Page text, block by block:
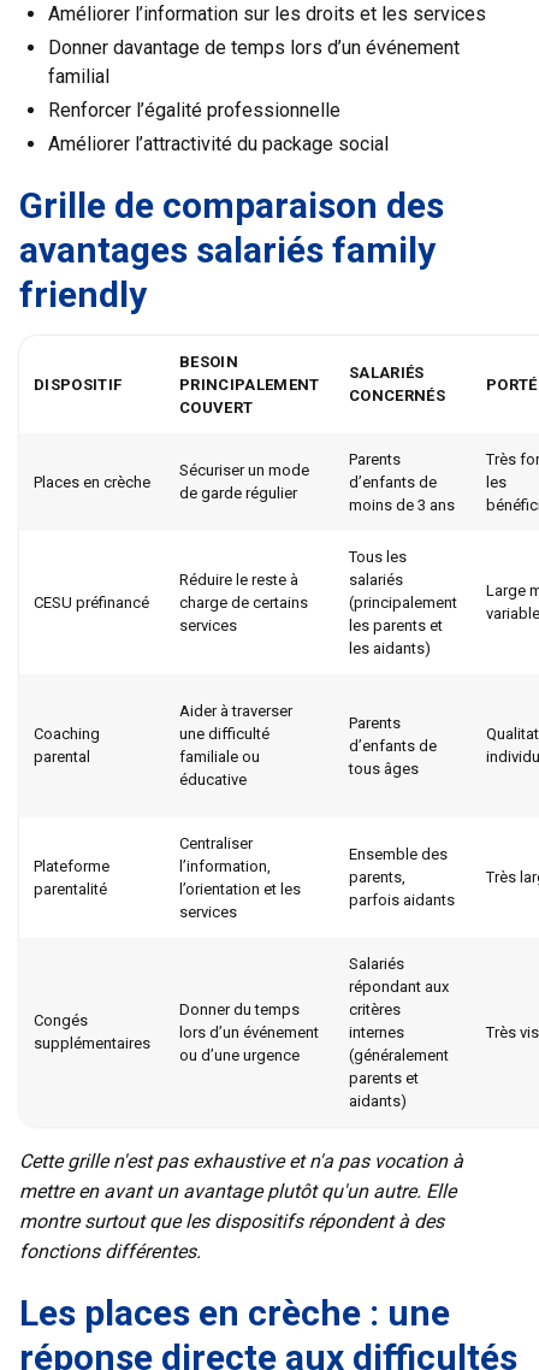
Améliorer l’information sur les droits et les services
Donner davantage de temps lors d’un événement
familial
Renforcer l’égalité professionnelle
Améliorer l’attractivité du package social
Grille de comparaison des
avantages salariés family
friendly
DISPOSITIF
BESOIN
PRINCIPALEMENT
COUVERT
SALARIÉS
CONCERNÉS
Places en crèche
Sécuriser un mode
de garde régulier
Parents
d’enfants de
moins de 3 ans
Très
les
CESU préfinancé
Réduire le reste à
charge de certains
services
Tous les
salariés
(principalement
les parents et
les aidants)
Large
variable
Coaching
parental
Aider à traverser
une difficulté
familiale ou
éducative
Parents
d’enfants de
tous âges
Plateforme
parentalité
Centraliser
l’information,
l’orientation et les
services
Ensemble des
parents,
parfois aidants
Très
Congés
supplémentaires
Donner du temps
lors d’un événement
ou d’une urgence
Salariés
répondant aux
critères
internes
(généralement
parents et
aidants)
Très
Cette grille n'est pas exhaustive et n'a pas vocation à
mettre en avant un avantage plutôt qu'un autre. Elle
montre surtout que les dispositifs répondent à des
fonctions différentes.
Les places en crèche : une
réponse directe aux difficultés